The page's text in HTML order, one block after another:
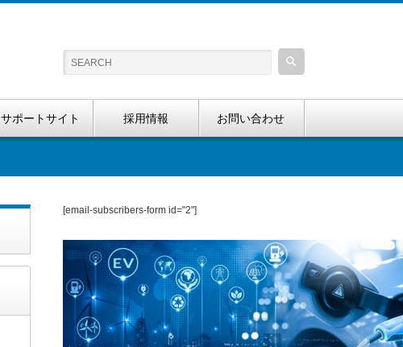
サポートサイト 採用情報 お問い合わせ
[email-subscribers-form id="2"]